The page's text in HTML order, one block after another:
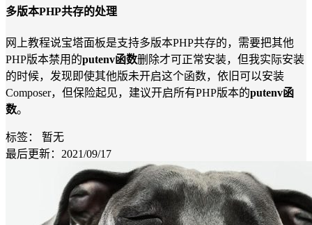
多版本PHP共存的处理
网上教程说宝塔面板是支持多版本PHP共存的，需要把其他
PHP版本禁用的putenv函数删除才可正常安装，但我实际安装
的时候，发现即使其他版未开启这个函数，依旧可以安装
Composer，但保险起见，建议开启所有PHP版本的putenv函
数。
标签：
暂无
最后更新：2021/09/17